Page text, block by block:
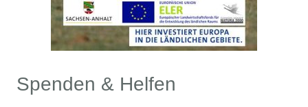
Spenden & Helfen